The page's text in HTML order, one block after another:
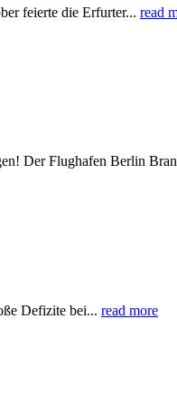
feierte die Erfurter... read
Der Flughafen Berlin
Defizite bei... read more